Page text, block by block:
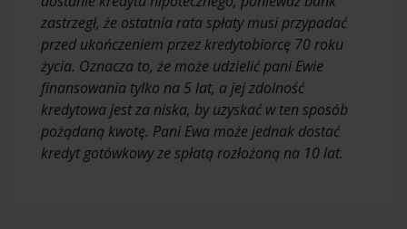
zastrzegł, że ostatnia rata spłaty musi przypadać
przed ukończeniem przez kredytobiorcę 70 roku
życia. Oznacza to, że może udzielić pani Ewie
finansowania tylko na 5 lat, a jej zdolność
kredytowa jest za niska, by uzyskać w ten sposób
pożądaną kwotę. Pani Ewa może jednak dostać
kredyt gotówkowy ze spłatą rozłożoną na 10 lat.